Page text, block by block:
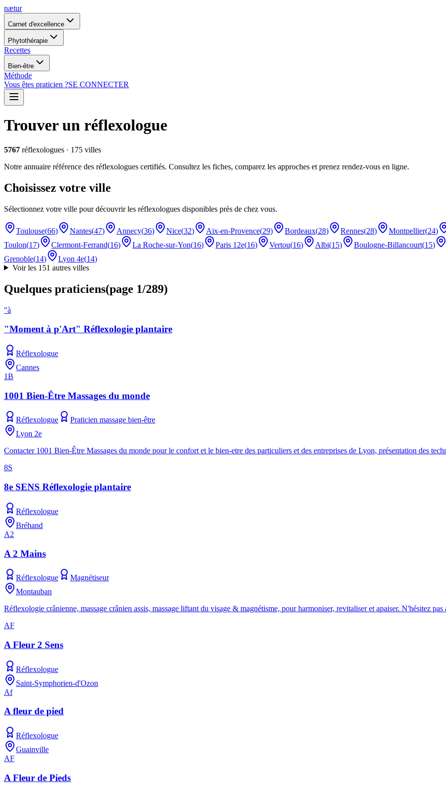
nætur
Carnet d'excellence
Phytothérapie
Recettes
Bien-être
Méthode
Vous êtes praticien ?SE CONNECTER
Trouver un réflexologue
5767 réflexologues · 175 villes
Notre annuaire référence des réflexologues certifiés. Consultez les fiches, comparez les approches et prenez rendez-vous en ligne.
Choisissez votre ville
Sélectionnez votre ville pour découvrir les réflexologues disponibles près de chez vous.
Toulouse(66) Nantes(47) Annecy(36) Nice(32) Aix-en-Provence(29) Bordeaux(28) Rennes(28) Montpellier(24)
Toulon(17) Clermont-Ferrand(16) La Roche-sur-Yon(16) Paris 12e(16) Vertou(16) Albi(15) Boulogne-Billancourt(15)
Grenoble(14) Lyon 4e(14)
Voir les 151 autres villes
Quelques praticiens(page 1/289)
"à
"Moment à p'Art" Réflexologie plantaire
Réflexologue
Cannes
1B
1001 Bien-Être Massages du monde
Réflexologue
Praticien massage bien-être
Lyon 2e
Contacter 1001 Bien-Être Massages du monde pour le confort et le bien-etre des particuliers et des entreprises de Lyon, présentation des
8S
8e SENS Réflexologie plantaire
Réflexologue
Bréhand
A2
A 2 Mains
Réflexologue
Magnétiseur
Montauban
Réflexologie crânienne, massage crânien assis, massage liftant du visage & magnétisme, pour harmoniser, revitaliser et apaiser. N'hésitez pas
AF
A Fleur 2 Sens
Réflexologue
Saint-Symphorien-d'Ozon
Af
A fleur de pied
Réflexologue
Guainville
AF
A Fleur de Pieds